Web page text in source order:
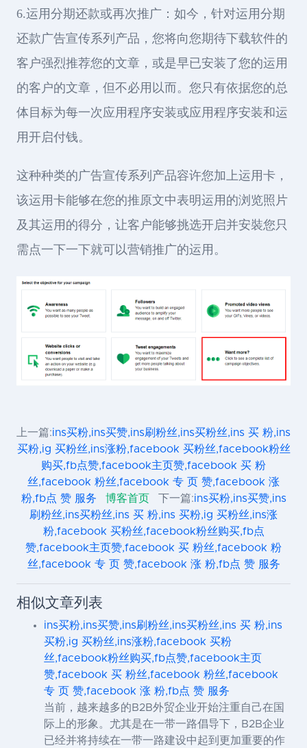
6.运用分期还款或再次推广：如今，针对运用分期
还款广告宣传系列产品，您将向您期待下载软件的
客户强烈推荐您的文章，或是早已安装了您的运用
的客户的文章，但不必用以而。您只有依据您的总
体目标为每一次应用程序安装或应用程序安装和运
用开启付钱。
这种种类的广告宣传系列产品容许您加上运用卡，
该运用卡能够在您的推原文中表明运用的浏览照片
及其运用的得分，让客户能够挑选开启并安裝您只
需点一下一下就可以营销推广的运用。
上一篇:ins买粉,ins买赞,ins刷粉丝,ins买粉丝,ins 买 粉,ins
买粉,ig 买粉丝,ins涨粉,facebook 买粉丝,facebook粉丝
购买,fb点赞,facebook主页赞,facebook 买 粉
丝,facebook 粉丝,facebook 专 页 赞,facebook 涨
粉,fb点 赞 服务
博客首页 下一篇:ins买粉,ins买赞,ins
刷粉丝,ins买粉丝,ins 买 粉,ins 买粉,ig 买粉丝,ins涨
粉,facebook 买粉丝,facebook粉丝购买,fb点
赞,facebook主页赞,facebook 买 粉丝,facebook 粉
丝,facebook 专 页 赞,facebook 涨 粉,fb点 赞 服务
相似文章列表
ins买粉,ins买赞,ins刷粉丝,ins买粉丝,ins 买 粉,ins
买粉,ig 买粉丝,ins涨粉,facebook 买粉
丝,facebook粉丝购买,fb点赞,facebook主页
赞,facebook 买 粉丝,facebook 粉丝,facebook
专 页 赞,facebook 涨 粉,fb点 赞 服务
当前，越来越多的B2B外贸企业开始注重自己在国
际上的形象。尤其是在一带一路倡导下，B2B企业
已经并将持续在一带一路建设中起到更加重要的作